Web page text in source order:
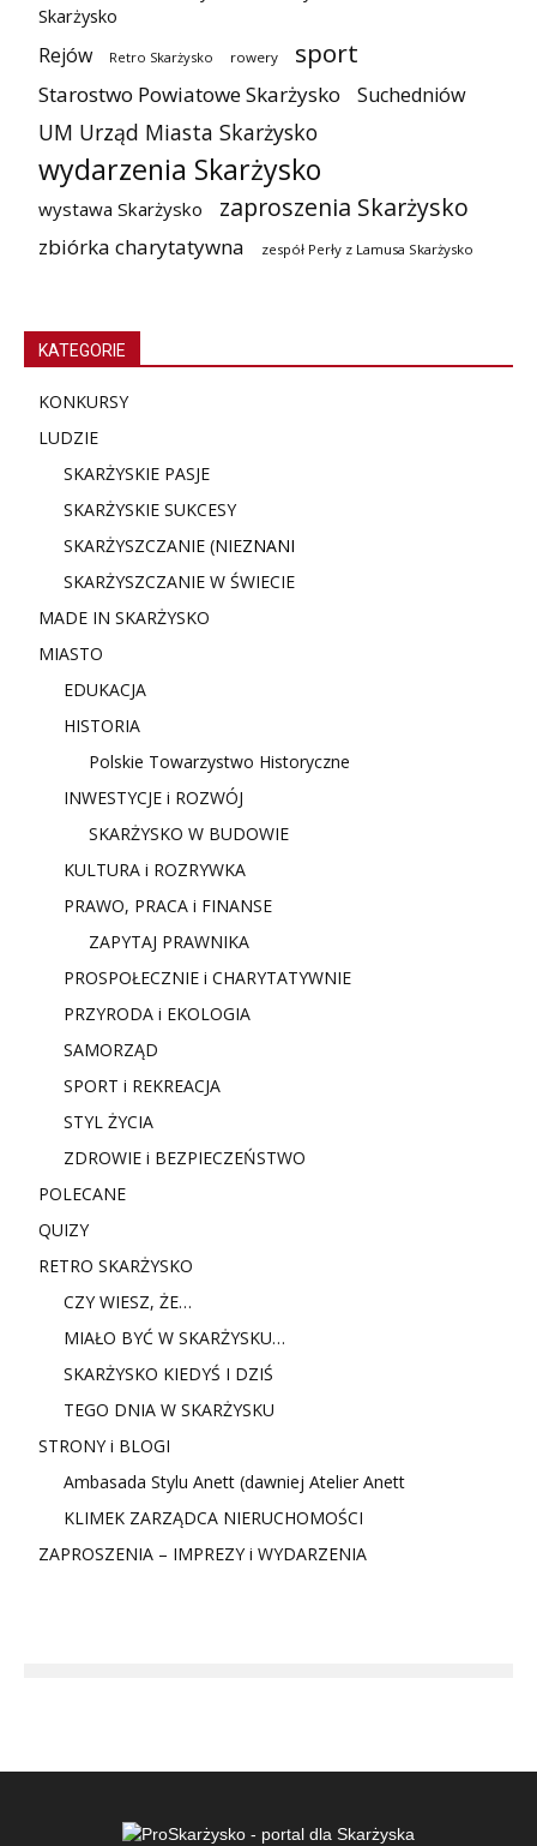
Skarżysko
Rejów Retro Skarżysko rowery sport
Starostwo Powiatowe Skarżysko Suchedniów
UM Urząd Miasta Skarżysko
wydarzenia Skarżysko
wystawa Skarżysko zaproszenia Skarżysko
zbiórka charytatywna zespół Perły z Lamusa Skarżysko
KATEGORIE
KONKURSY
LUDZIE
SKARŻYSKIE PASJE
SKARŻYSKIE SUKCESY
SKARŻYSZCZANIE (NIEZNANI
SKARŻYSZCZANIE W ŚWIECIE
MADE IN SKARŻYSKO
MIASTO
EDUKACJA
HISTORIA
Polskie Towarzystwo Historyczne
INWESTYCJE i ROZWÓJ
SKARŻYSKO W BUDOWIE
KULTURA i ROZRYWKA
PRAWO, PRACA i FINANSE
ZAPYTAJ PRAWNIKA
PROSPOŁECZNIE i CHARYTATYWNIE
PRZYRODA i EKOLOGIA
SAMORZĄD
SPORT i REKREACJA
STYL ŻYCIA
ZDROWIE i BEZPIECZEŃSTWO
POLECANE
QUIZY
RETRO SKARŻYSKO
CZY WIESZ, ŻE…
MIAŁO BYĆ W SKARŻYSKU…
SKARŻYSKO KIEDYŚ I DZIŚ
TEGO DNIA W SKARŻYSKU
STRONY i BLOGI
Ambasada Stylu Anett (dawniej Atelier Anett
KLIMEK ZARZĄDCA NIERUCHOMOŚCI
ZAPROSZENIA – IMPREZY i WYDARZENIA